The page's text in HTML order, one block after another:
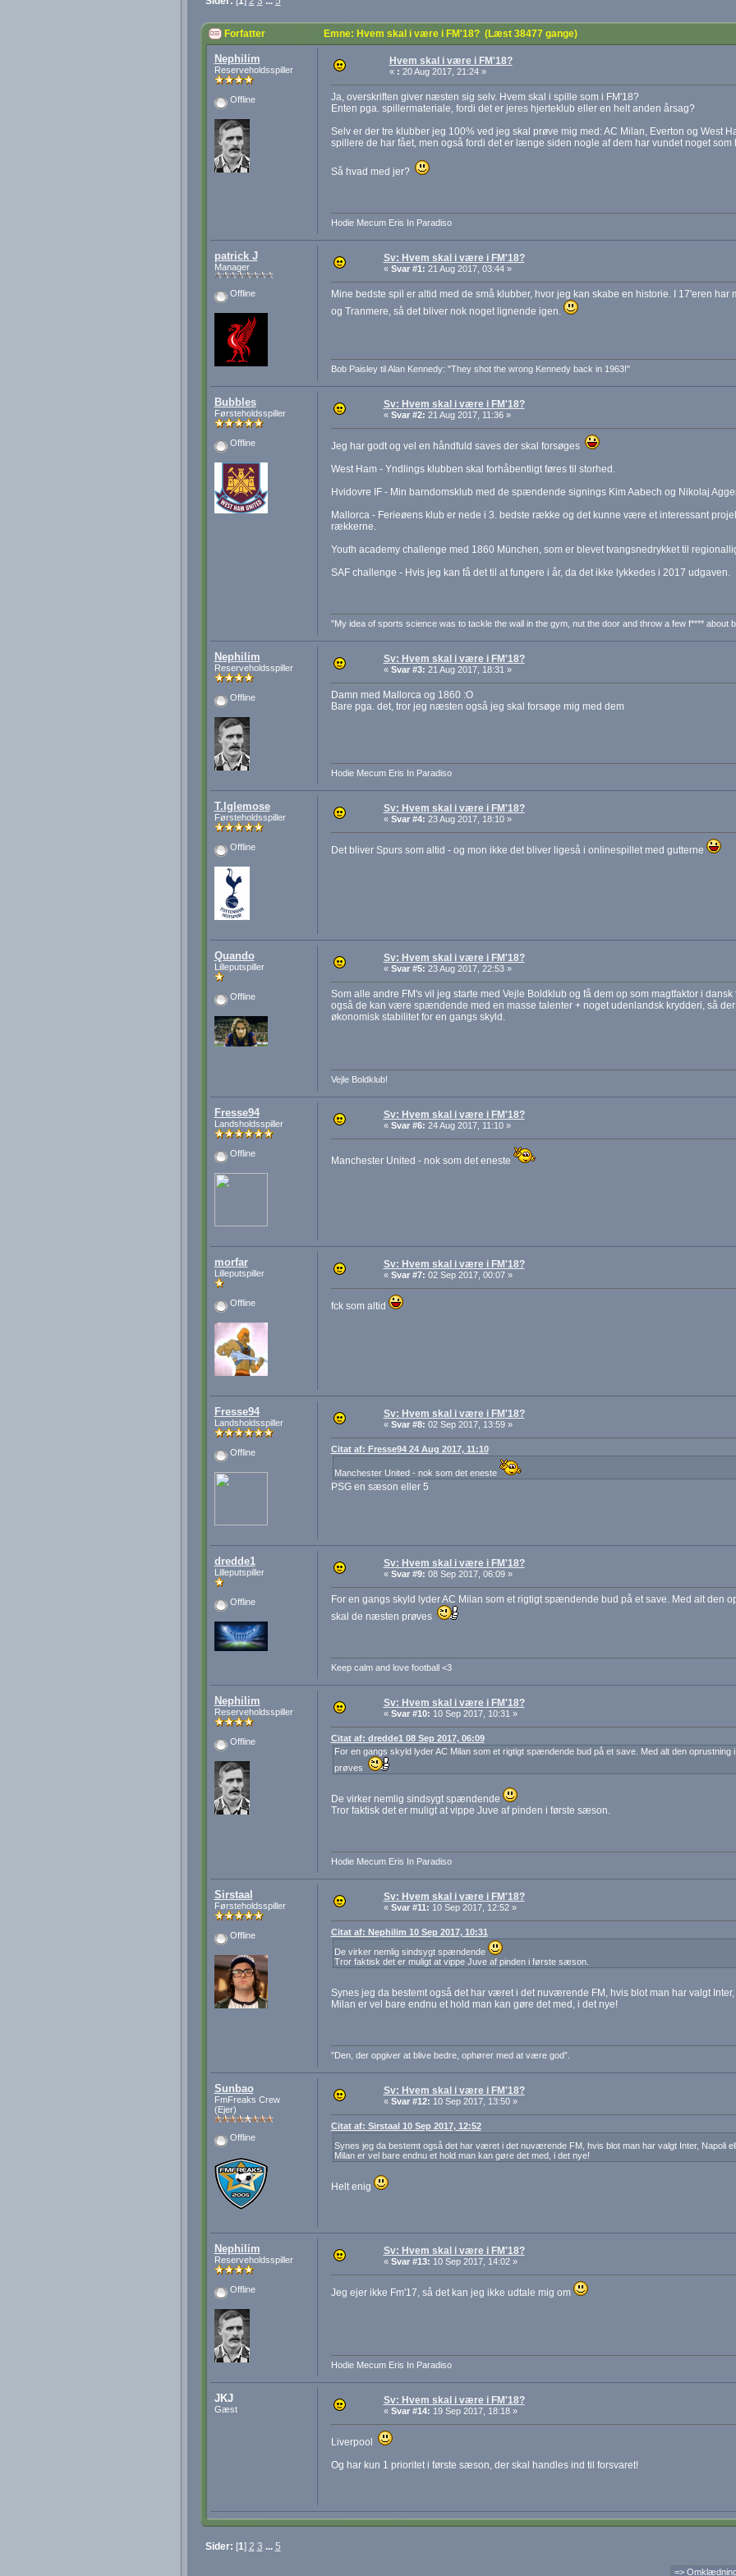
Forfatter Emne: Hvem skal i være i FM'18? (Læst 38477 gange)
Nephilim
Reserveholdsspiller
Offline
Hvem skal i være i FM'18?
« : 20 Aug 2017, 21:24 »
Ja, overskriften giver næsten sig selv. Hvem skal i spille som i FM'18?
Enten pga. spillermateriale, fordi det er jeres hjerteklub eller en helt anden årsag?
Selv er der tre klubber jeg 100% ved jeg skal prøve mig med: AC Milan, Everton og West
spillere de har fået, men også fordi det er længe siden nogle af dem har vundet noget som
Så hvad med jer?
Hodie Mecum Eris In Paradiso
patrick J
Manager
Offline
Sv: Hvem skal i være i FM'18?
« Svar #1: 21 Aug 2017, 03:44 »
Mine bedste spil er altid med de små klubber, hvor jeg kan skabe en historie. I 17'eren
og Tranmere, så det bliver nok noget lignende igen.
Bob Paisley til Alan Kennedy: "They shot the wrong Kennedy back in 1963!"
Bubbles
Førsteholdsspiller
Offline
Sv: Hvem skal i være i FM'18?
« Svar #2: 21 Aug 2017, 11:36 »
Jeg har godt og vel en håndfuld saves der skal forsøges
West Ham - Yndlings klubben skal forhåbentligt føres til storhed.
Hvidovre IF - Min barndomsklub med de spændende signings Kim Aabech og Nikolaj
Mallorca - Ferieøens klub er nede i 3. bedste række og det kunne være et interessant
rækkerne.
Youth academy challenge med 1860 München, som er blevet tvangsnedrykket til
SAF challenge - Hvis jeg kan få det til at fungere i år, da det ikke lykkedes i 2017 udgaven.
"My idea of sports science was to tackle the wall in the gym, nut the door and throw a few f**** about
Nephilim
Reserveholdsspiller
Offline
Sv: Hvem skal i være i FM'18?
« Svar #3: 21 Aug 2017, 18:31 »
Damn med Mallorca og 1860 :O
Bare pga. det, tror jeg næsten også jeg skal forsøge mig med dem
Hodie Mecum Eris In Paradiso
T.Iglemose
Førsteholdsspiller
Offline
Sv: Hvem skal i være i FM'18?
« Svar #4: 23 Aug 2017, 18:10 »
Det bliver Spurs som altid - og mon ikke det bliver ligeså i onlinespillet med gutterne
Quando
Lilleputspiller
Offline
Sv: Hvem skal i være i FM'18?
« Svar #5: 23 Aug 2017, 22:53 »
Som alle andre FM's vil jeg starte med Vejle Boldklub og få dem op som magtfaktor i
også de kan være spændende med en masse talenter + noget udenlandsk krydderi, så
økonomisk stabilitet for en gangs skyld.
Vejle Boldklub!
Fresse94
Landsholdsspiller
Offline
Sv: Hvem skal i være i FM'18?
« Svar #6: 24 Aug 2017, 11:10 »
Manchester United - nok som det eneste
morfar
Lilleputspiller
Offline
Sv: Hvem skal i være i FM'18?
« Svar #7: 02 Sep 2017, 00:07 »
fck som altid
Fresse94
Landsholdsspiller
Offline
Sv: Hvem skal i være i FM'18?
« Svar #8: 02 Sep 2017, 13:59 »
Citat af: Fresse94 24 Aug 2017, 11:10
Manchester United - nok som det eneste
PSG en sæson eller 5
dredde1
Lilleputspiller
Offline
Sv: Hvem skal i være i FM'18?
« Svar #9: 08 Sep 2017, 06:09 »
For en gangs skyld lyder AC Milan som et rigtigt spændende bud på et save. Med alt den
skal de næsten prøves
Keep calm and love football <3
Nephilim
Reserveholdsspiller
Offline
Sv: Hvem skal i være i FM'18?
« Svar #10: 10 Sep 2017, 10:31 »
Citat af: dredde1 08 Sep 2017, 06:09
For en gangs skyld lyder AC Milan som et rigtigt spændende bud på et save. Med alt den
prøves
De virker nemlig sindsygt spændende
Tror faktisk det er muligt at vippe Juve af pinden i første sæson.
Hodie Mecum Eris In Paradiso
Sirstaal
Førsteholdsspiller
Offline
Sv: Hvem skal i være i FM'18?
« Svar #11: 10 Sep 2017, 12:52 »
Citat af: Nephilim 10 Sep 2017, 10:31
De virker nemlig sindsygt spændende
Tror faktisk det er muligt at vippe Juve af pinden i første sæson.
Synes jeg da bestemt også det har været i det nuværende FM, hvis blot man har valgt Inter,
Milan er vel bare endnu et hold man kan gøre det med, i det nye!
”Den, der opgiver at blive bedre, ophører med at være god”.
Sunbao
FmFreaks Crew
(Ejer)
Offline
Sv: Hvem skal i være i FM'18?
« Svar #12: 10 Sep 2017, 13:50 »
Citat af: Sirstaal 10 Sep 2017, 12:52
Synes jeg da bestemt også det har været i det nuværende FM, hvis blot man har valgt Inter, Napoli
Milan er vel bare endnu et hold man kan gøre det med, i det nye!
Helt enig
Nephilim
Reserveholdsspiller
Offline
Sv: Hvem skal i være i FM'18?
« Svar #13: 10 Sep 2017, 14:02 »
Jeg ejer ikke Fm'17, så det kan jeg ikke udtale mig om
Hodie Mecum Eris In Paradiso
JKJ
Gæst
Sv: Hvem skal i være i FM'18?
« Svar #14: 19 Sep 2017, 18:18 »
Liverpool
Og har kun 1 prioritet i første sæson, der skal handles ind til forsvaret!
Sider: [1] 2 3 ... 5